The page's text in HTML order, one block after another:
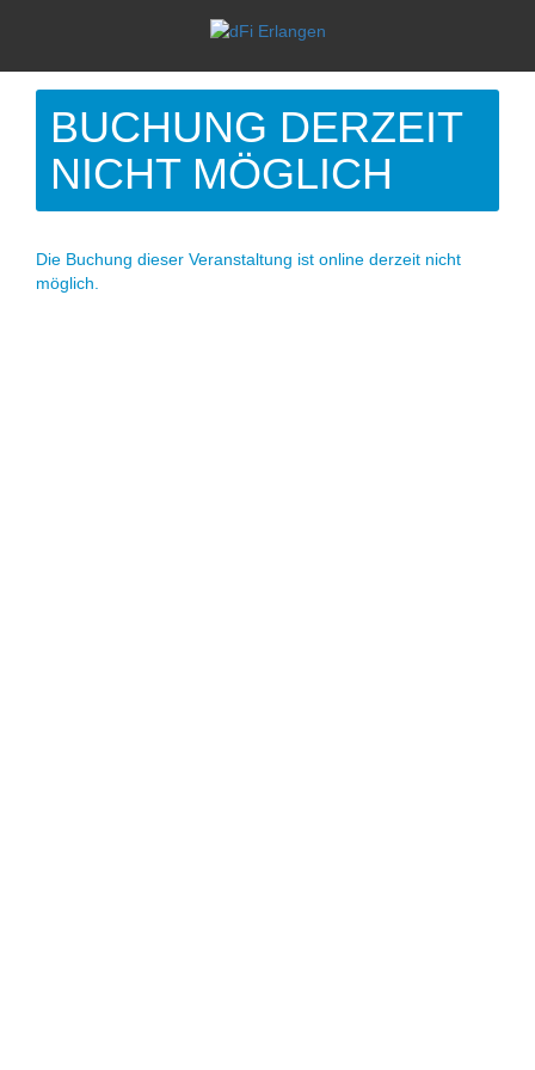
BUCHUNG DERZEIT
NICHT MÖGLICH
Die Buchung dieser Veranstaltung ist online derzeit nicht
möglich.